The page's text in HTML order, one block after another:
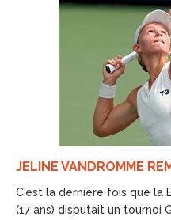
JELINE VANDROMME
C'est la dernière fois que la
(17 ans) disputait un tournoi